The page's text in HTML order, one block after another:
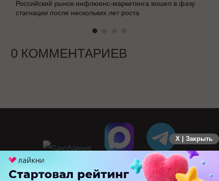
Российский рынок инфлюенс-маркетинга вошел в фазу
стагнации после нескольких лет роста
0 КОММЕНТАРИЕВ
X | Закрыть
ПЕРЕЙТИ НА ПОЛНУЮ ВЕРСИЮ